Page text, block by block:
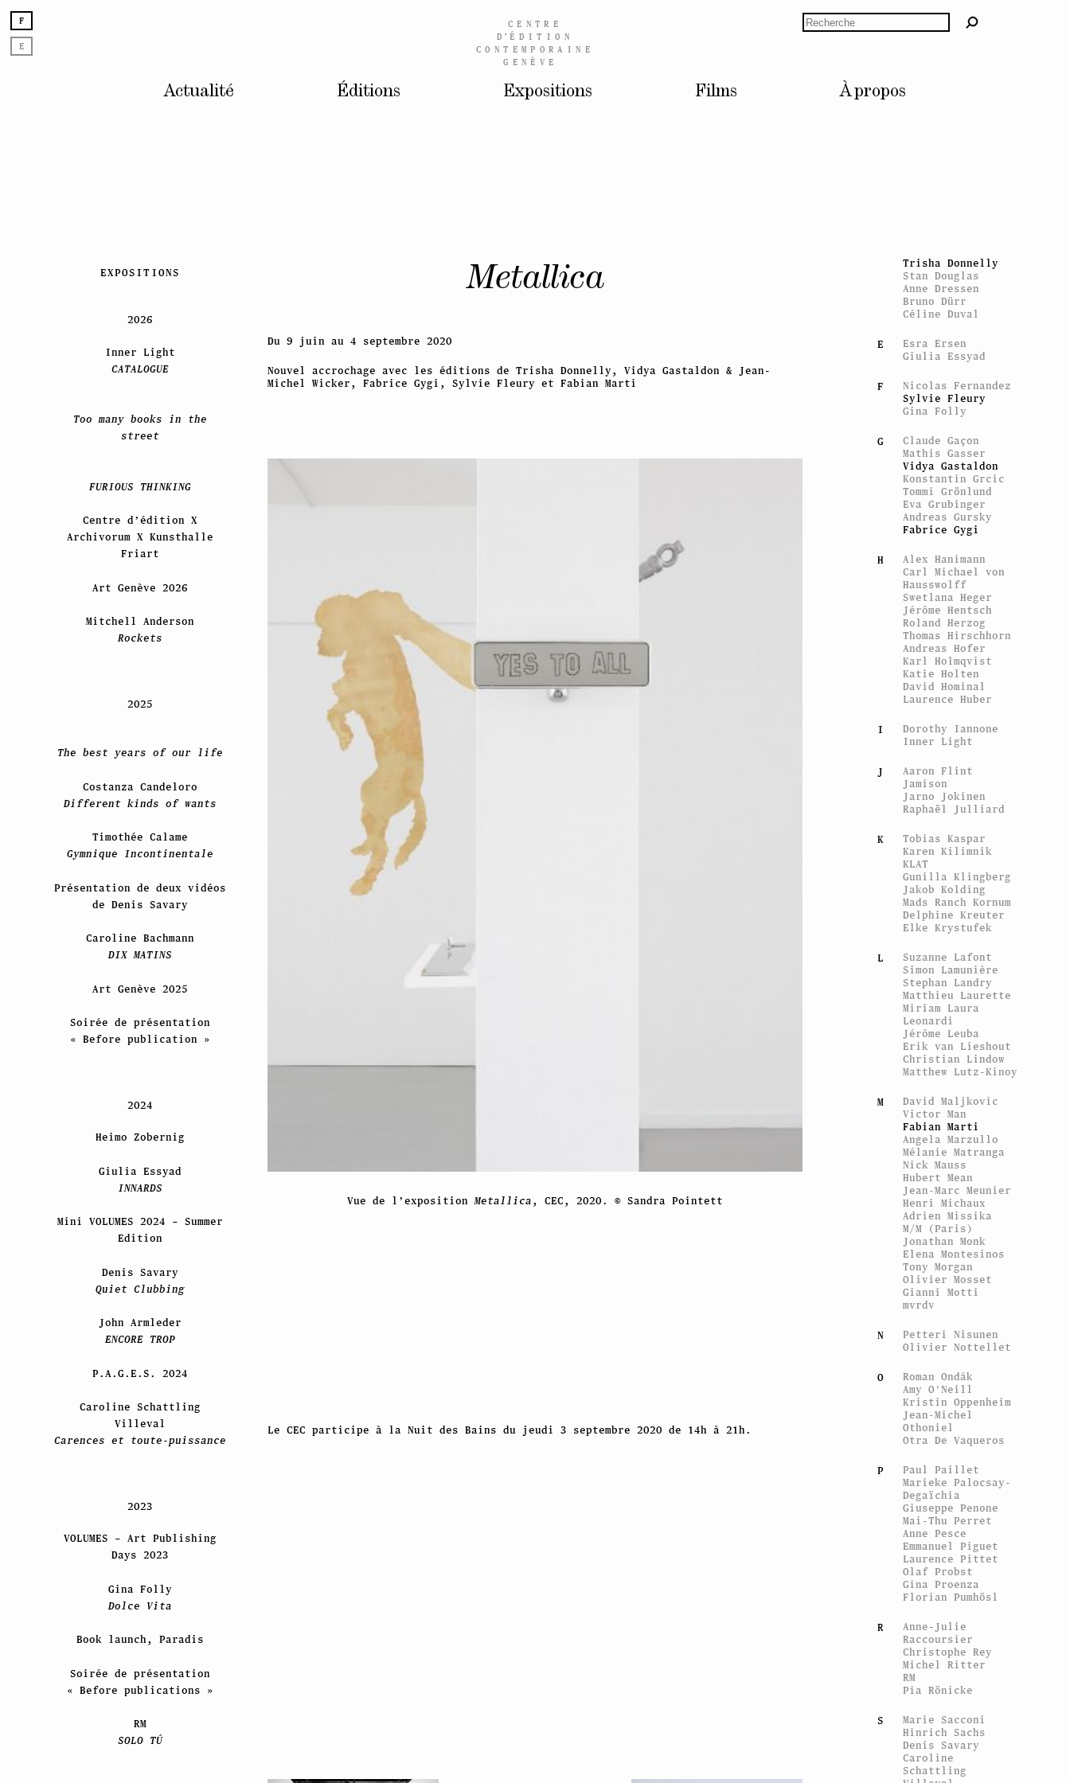
CENTRE
D’ÉDITION
CONTEMPORAINE
GENÈVE
Actualité Éditions Expositions Films À propos
Metallica
Du 9 juin au 4 septembre 2020
Nouvel accrochage avec les éditions de Trisha Donnelly, Vidya Gastaldon & Jean-
Michel Wicker, Fabrice Gygi, Sylvie Fleury et Fabian Marti
Vue de l’exposition Metallica , CEC, 2020. © Sandra Pointett
Vue de l’exposition
Le CEC participe à la Nuit des Bains du jeudi 3 septembre 2020 de 14h à 21h.
Marc Camille
Chaimowicz
Cristina Ricupero
Trisha Donnelly
Stan Douglas
Anne Dressen
Bruno Dürr
Céline Duval
E
Esra Ersen
Giulia Essyad
F
Nicolas Fernandez
Sylvie Fleury
Gina Folly
G
Claude Gaçon
Mathis Gasser
Vidya Gastaldon
Konstantin Grcic
Tommi Grönlund
Eva Grubinger
Andreas Gursky
Fabrice Gygi
H
Alex Hanimann
Carl Michael von
Hausswolff
Swetlana Heger
Jérôme Hentsch
Roland Herzog
Thomas Hirschhorn
Andreas Hofer
Karl Holmqvist
Katie Holten
David Hominal
Laurence Huber
I
Dorothy Iannone
Inner Light
J
Aaron Flint
Jamison
Jarno Jokinen
Raphaël Julliard
K
Tobias Kaspar
Karen Kilimnik
KLAT
Gunilla Klingberg
Jakob Kolding
Mads Ranch Kornum
Delphine Kreuter
Elke Krystufek
L
Suzanne Lafont
Simon Lamunière
Stephan Landry
Matthieu Laurette
Miriam Laura
Leonardi
Jérôme Leuba
Erik van Lieshout
Christian Lindow
Matthew Lutz-Kinoy
M
David Maljkovic
Victor Man
Fabian Marti
Angela Marzullo
Mélanie Matranga
Nick Mauss
Hubert Mean
Jean-Marc Meunier
Henri Michaux
Adrien Missika
M/M (Paris)
Jonathan Monk
Elena Montesinos
Tony Morgan
Olivier Mosset
Gianni Motti
mvrdv
N
Petteri Nisunen
Olivier Nottellet
O
Roman Ondák
Amy O'Neill
Kristin Oppenheim
Jean-Michel
Othoniel
Otra De Vaqueros
P
Paul Paillet
Marieke Palocsay-
Degaïchia
Giuseppe Penone
Mai-Thu Perret
Anne Pesce
Emmanuel Piguet
Laurence Pittet
Olaf Probst
Gina Proenza
Florian Pumhösl
R
Anne-Julie
Raccoursier
Christophe Rey
Michel Ritter
RM
Pia Rönicke
S
Marie Sacconi
Hinrich Sachs
Denis Savary
Caroline
Schattling
EXPOSITIONS
2026
Inner Light
CATALOGUE
Too many books in the
street
FURIOUS THINKING
Centre d’édition X
Archivorum X Kunsthalle
Friart
Art Genève 2026
Mitchell Anderson
Rockets
2025
The best years of our life
Costanza Candeloro
Different kinds of wants
Timothée Calame
Gymnique Incontinentale
Présentation de deux vidéos
de Denis Savary
Caroline Bachmann
DIX MATINS
Art Genève 2025
Soirée de présentation
« Before publication »
2024
Heimo Zobernig
Giulia Essyad
INNARDS
Mini VOLUMES 2024 – Summer
Edition
Denis Savary
Quiet Clubbing
John Armleder
ENCORE TROP
P.A.G.E.S. 2024
Caroline Schattling
Villeval
Carences et toute-puissance
2023
VOLUMES – Art Publishing
Days 2023
Gina Folly
Dolce Vita
Book launch, Paradis
Soirée de présentation
« Before publications »
RM
SOLO TÚ
F
E
Rechercher